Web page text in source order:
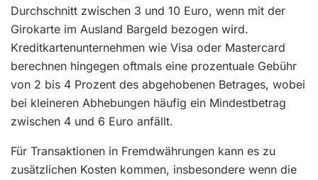
Durchschnitt zwischen 3 und 10 Euro, wenn mit der
Girokarte im Ausland Bargeld bezogen wird.
Kreditkartenunternehmen wie Visa oder Mastercard
berechnen hingegen oftmals eine prozentuale Gebühr
von 2 bis 4 Prozent des abgehobenen Betrages, wobei
bei kleineren Abhebungen häufig ein Mindestbetrag
zwischen 4 und 6 Euro anfällt.
Für Transaktionen in Fremdwährungen kann es zu
zusätzlichen Kosten kommen, insbesondere wenn die